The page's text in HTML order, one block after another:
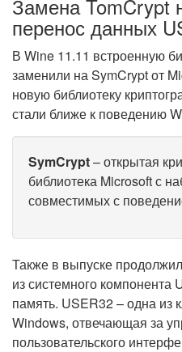
Замена TomCrypt
перенос данных
В Wine 11.11 встроенную
заменили на SymCrypt от
новую библиотеку
стали ближе к поведению
SymCrypt– открытая
библиотека Microsoft с
совместимых с
Также в выпуске
из системного
память. USER32 – одна из
Windows, отвечающая за
пользовательского